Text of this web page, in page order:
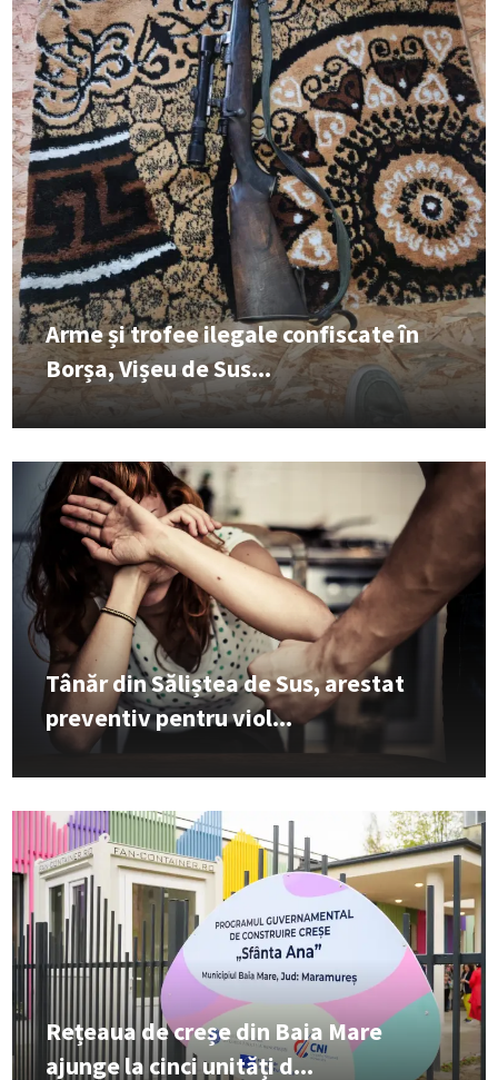
Arme și trofee ilegale confiscate în
Borșa, Vișeu de Sus...
Tânăr din Săliștea de Sus, arestat
preventiv pentru viol...
Rețeaua de creșe din Baia Mare
ajunge la cinci unități d...